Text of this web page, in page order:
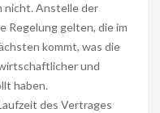
nicht. Anstelle der
Regelung gelten, die im
kommt, was die
und
haben.
des Vertrages